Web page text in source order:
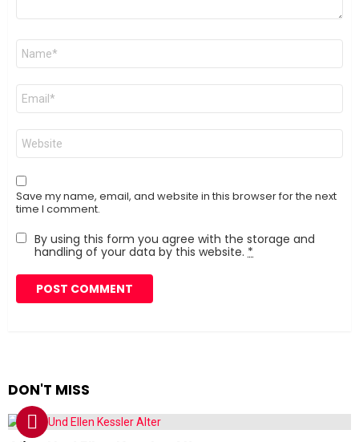
Name
Email
Website
Save my name, email, and website in this browser for the next
time I comment.
By using this form you agree with the storage and
handling of your data by this website. *
DON'T MISS